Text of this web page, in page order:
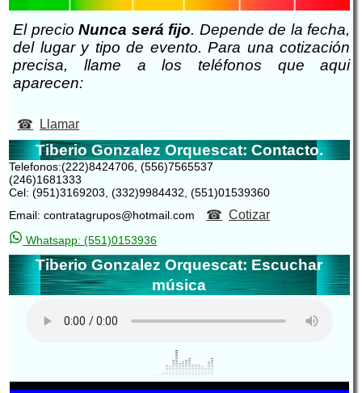
El precioNunca será fijo. Depende de la fecha,
del lugar y tipo de evento. Para una cotización
precisa, llame a los teléfonos que aqui
aparecen:
Llamar
Tiberio Gonzalez Orquescat: Contacto.
Telefonos:(222)8424706, (556)7565537
(246)1681333
Cel: (951)3169203, (332)9984432, (551)01539360
Email: contratagrupos@hotmail.com
Cotizar
Whatsapp: (551)0153936
Tiberio Gonzalez Orquescat: Escuchar
música